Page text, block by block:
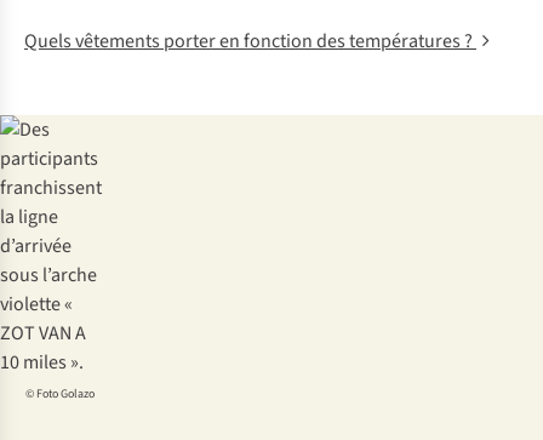
Quels vêtements porter en fonction des températures ?
© Foto Golazo